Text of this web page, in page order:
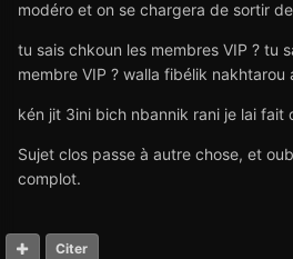
modéro et on se chargera de sortir
tu sais chkoun les membres VIP ? tu
membre VIP ? walla fibélik nakhtarou
kén jit 3ini bich nbannik rani je lai fait
Sujet clos passe à autre chose, et
complot.
Citer